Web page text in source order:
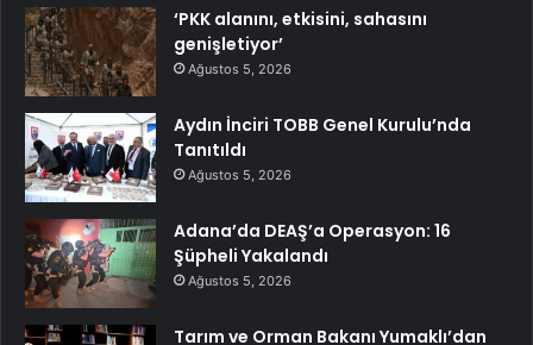
‘PKK alanını, etkisini, sahasını
genişletiyor’
Ağustos 5, 2026
Aydın İnciri TOBB Genel Kurulu’nda
Tanıtıldı
Ağustos 5, 2026
Adana’da DEAŞ’a Operasyon: 16
Şüpheli Yakalandı
Ağustos 5, 2026
Tarım ve Orman Bakanı Yumaklı’dan